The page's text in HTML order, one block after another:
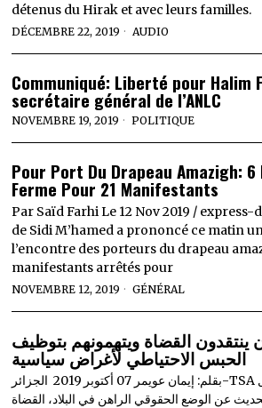
détenus du Hirak et avec leurs familles.
DÉCEMBRE 22, 2019 AUDIO
Communiqué: Liberté pour Halim
secrétaire général de l’ANLC
NOVEMBRE 19, 2019 POLITIQUE
Pour Port Du Drapeau Amazigh: 6
Ferme Pour 21 Manifestants
Par Saïd Farhi Le 12 Nov 2019 /
de Sidi M’hamed a prononcé ce matin
l’encontre des porteurs du drapeau
manifestants arrêtés pour
NOVEMBRE 12, 2019 GÉNÉRAL
ينتقدون القضاة ويتهمونهم بتوظيف
الحبس الاحتياطي لأغراض سياسية
بقلم: إيمان عويمر 07 أكتوبر 2019 الجزائر-TSA عربي: إنتقد محامون خلال
عن الوضع الحقوقي الراهن في البلاد، القضاة